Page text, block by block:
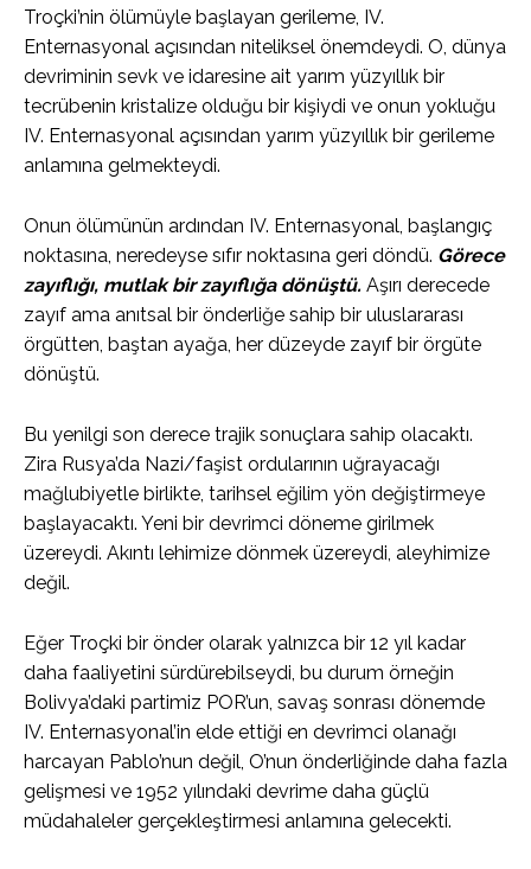
Troçki’nin ölümüyle başlayan gerileme, IV.
Enternasyonal açısından niteliksel önemdeydi. O, dünya
devriminin sevk ve idaresine ait yarım yüzyıllık bir
tecrübenin kristalize olduğu bir kişiydi ve onun yokluğu
IV. Enternasyonal açısından yarım yüzyıllık bir gerileme
anlamına gelmekteydi.
Onun ölümünün ardından IV. Enternasyonal, başlangıç
noktasına, neredeyse sıfır noktasına geri döndü. Görece
zayıflığı, mutlak bir zayıflığa dönüştü. Aşırı derecede
zayıf ama anıtsal bir önderliğe sahip bir uluslararası
örgütten, baştan ayağa, her düzeyde zayıf bir örgüte
dönüştü.
Bu yenilgi son derece trajik sonuçlara sahip olacaktı.
Zira Rusya’da Nazi/faşist ordularının uğrayacağı
mağlubiyetle birlikte, tarihsel eğilim yön değiştirmeye
başlayacaktı. Yeni bir devrimci döneme girilmek
üzereydi. Akıntı lehimize dönmek üzereydi, aleyhimize
değil.
Eğer Troçki bir önder olarak yalnızca bir 12 yıl kadar
daha faaliyetini sürdürebilseydi, bu durum örneğin
Bolivya’daki partimiz POR’un, savaş sonrası dönemde
IV. Enternasyonal’in elde ettiği en devrimci olanağı
harcayan Pablo’nun değil, O’nun önderliğinde daha fazla
gelişmesi ve 1952 yılındaki devrime daha güçlü
müdahaleler gerçekleştirmesi anlamına gelecekti.